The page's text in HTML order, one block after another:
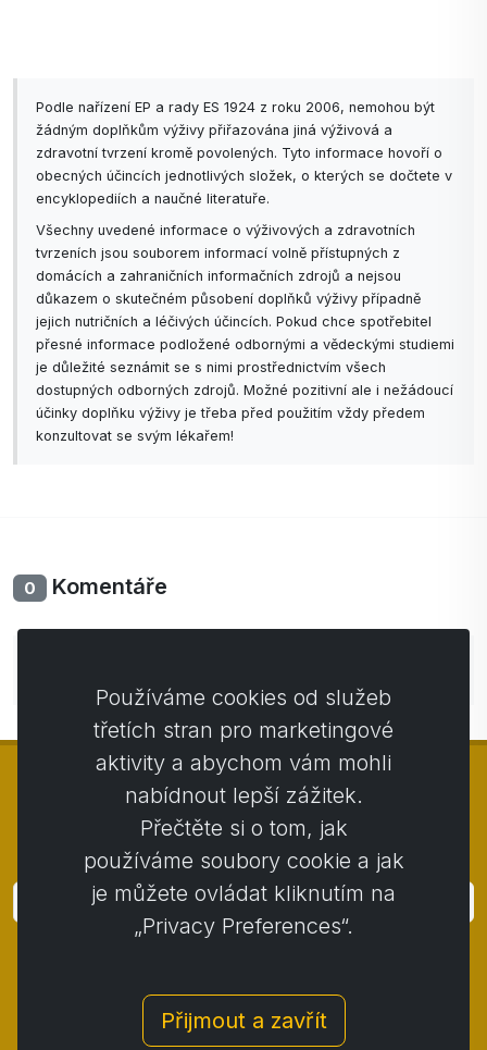
Podle nařízení EP a rady ES 1924 z roku 2006, nemohou být
žádným doplňkům výživy přiřazována jiná výživová a
zdravotní tvrzení kromě povolených. Tyto informace hovoří o
obecných účincích jednotlivých složek, o kterých se dočtete v
encyklopediích a naučné literatuře.
Všechny uvedené informace o výživových a zdravotních
tvrzeních jsou souborem informací volně přístupných z
domácích a zahraničních informačních zdrojů a nejsou
důkazem o skutečném působení doplňků výživy případně
jejich nutričních a léčivých účincích. Pokud chce spotřebitel
přesné informace podložené odbornými a vědeckými studiemi
je důležité seznámit se s nimi prostřednictvím všech
dostupných odborných zdrojů. Možné pozitivní ale i nežádoucí
účinky doplňku výživy je třeba před použitím vždy předem
konzultovat se svým lékařem!
0 Komentáře
© Copyright 2014 - 2026 Activstar
Kontakt / Obchodní podmínky
Ochrana osobních údajů
/ Reklamační řád
Používáme cookies od služeb
třetích stran pro marketingové
aktivity a abychom vám mohli
nabídnout lepší zážitek.
Přečtěte si o tom, jak
používáme soubory cookie a jak
je můžete ovládat kliknutím na
„Privacy Preferences“.
Přijmout a zavřít